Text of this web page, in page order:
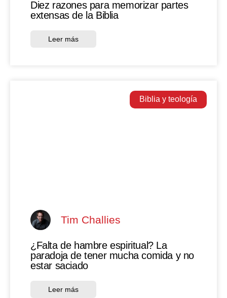
Diez razones para memorizar partes
extensas de la Biblia
Leer más
Biblia y teología
Tim Challies
¿Falta de hambre espiritual? La
paradoja de tener mucha comida y no
estar saciado
Leer más